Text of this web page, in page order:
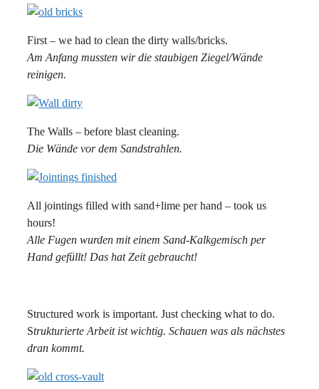
First – we had to clean the dirty walls/bricks.
Am Anfang mussten wir die staubigen Ziegel/Wände
reinigen.
The Walls – before blast cleaning.
Die Wände vor dem Sandstrahlen.
All jointings filled with sand+lime per hand – took us
hours!
Alle Fugen wurden mit einem Sand-Kalkgemisch per
Hand gefüllt! Das hat Zeit gebraucht!
Structured work is important. Just checking what to do.
Strukturierte Arbeit ist wichtig. Schauen was als nächstes
dran kommt.